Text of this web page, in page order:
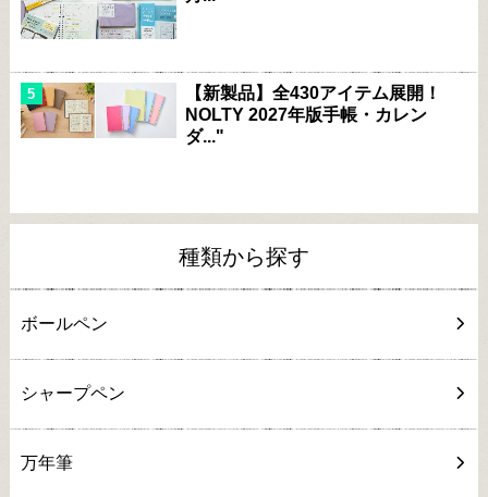
【新製品】全430アイテム展開！
NOLTY 2027年版手帳・カレン
ダ..."
種類から探す
ボールペン
シャープペン
万年筆